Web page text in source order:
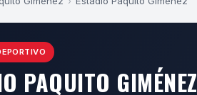
PAQUITO GIMÉNEZ